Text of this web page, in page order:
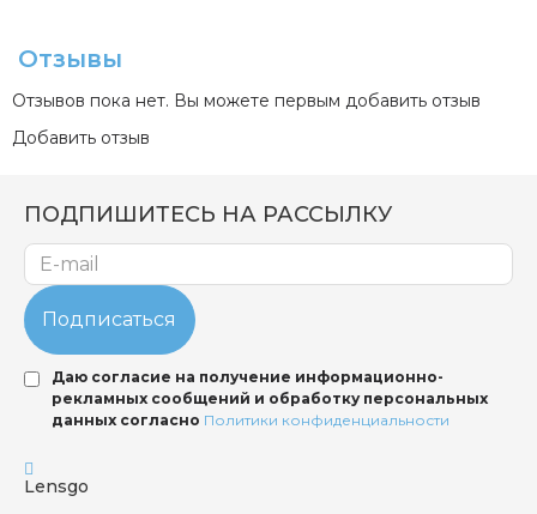
Отзывы
Отзывов пока нет. Вы можете первым добавить отзыв
Добавить отзыв
ПОДПИШИТЕСЬ НА РАССЫЛКУ
Подписаться
Даю согласие на получение информационно-
рекламных сообщений и обработку персональных
данных согласно Политики конфиденциальности
Lensgo